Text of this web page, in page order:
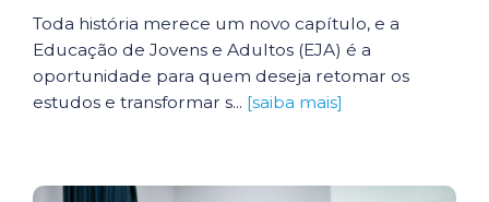
Toda história merece um novo capítulo, e a
Educação de Jovens e Adultos (EJA) é a
oportunidade para quem deseja retomar os
estudos e transformar s... [saiba mais]